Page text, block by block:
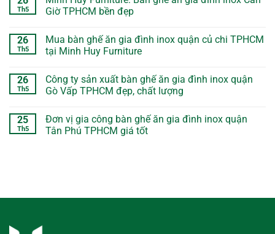
Th5
Giờ TPHCM bền đẹp
26
Th5
Mua bàn ghế ăn gia đình inox quận củ chi TPHCM
tại Minh Huy Furniture
26
Th5
Công ty sản xuất bàn ghế ăn gia đình inox quận
Gò Vấp TPHCM đẹp, chất lượng
25
Th5
Đơn vị gia công bàn ghế ăn gia đình inox quận
Tân Phú TPHCM giá tốt